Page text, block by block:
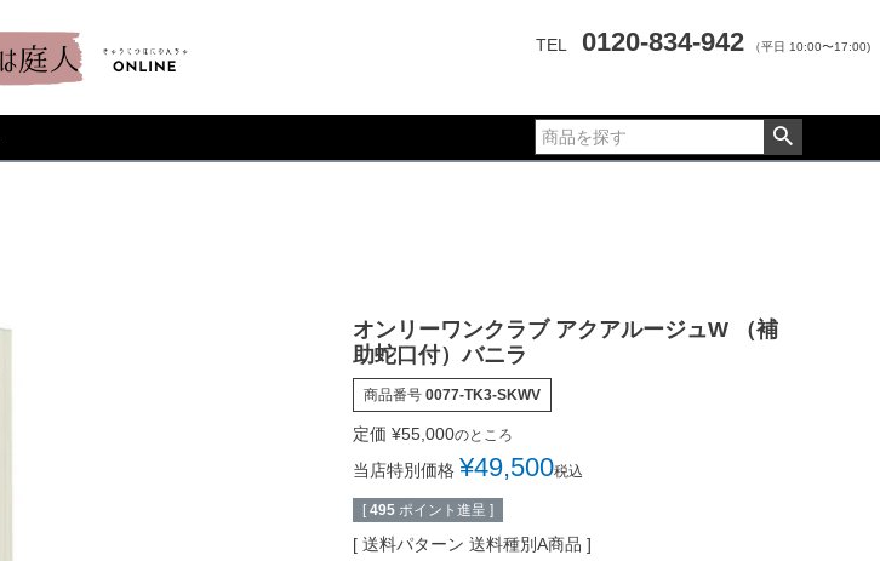
TEL 0120-834-942 （平日 10:00〜17:00)
オンリーワンクラブ アクアルージュW （補
助蛇口付）バニラ
商品番号 0077-TK3-SKWV
定価 ¥55,000のところ
当店特別価格 ¥49,500税込
[ 495 ポイント進呈 ]
送料パターン 送料種別A商品